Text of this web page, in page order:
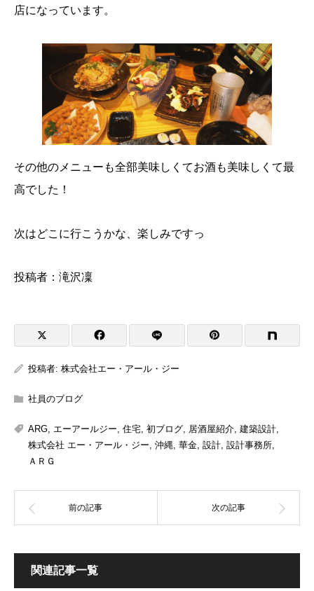
店になっています。
その他のメニューも全部美味しくてお酒も美味しくて最
高でした！
次はどこに行こうかな、楽しみですっ
投稿者：滝沢凜
投稿者: 株式会社エー・アール・ジー
社員のブログ
ARG エーアールジー 住宅 初ブログ 居酒屋紹介 建築設計
株式会社 エー・アール・ジー 沖縄 華金 設計 設計事務所
ＡＲＧ
関連記事一覧